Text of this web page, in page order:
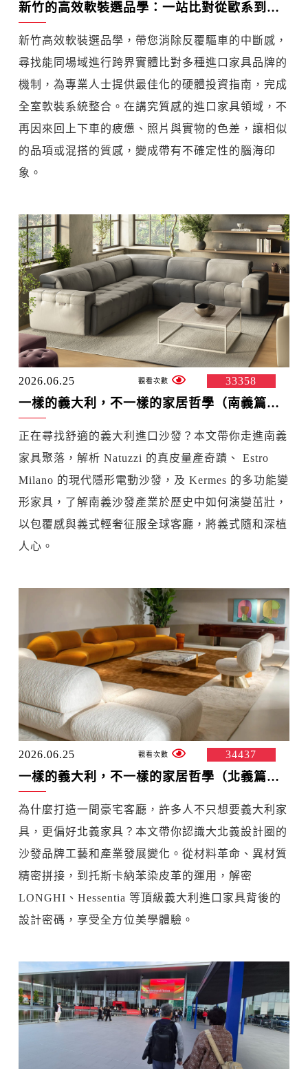
新竹的高效軟裝選品學：一站比對從歐系到日系的進口家具品牌
新竹高效軟裝選品學，帶您消除反覆驅車的中斷感，
尋找能同場域進行跨界實體比對多種進口家具品牌的
機制，為專業人士提供最佳化的硬體投資指南，完成
全室軟裝系統整合。在講究質感的進口家具領域，不
再因來回上下車的疲憊、照片與實物的色差，讓相似
的品項或混搭的質感，變成帶有不確定性的腦海印
象。
2026.06.25 33358
一樣的義大利，不一樣的家居哲學（南義篇）：地中海熱情、垂直整合與產能奇蹟
正在尋找舒適的義大利進口沙發？本文帶你走進南義
家具聚落，解析 Natuzzi 的真皮量產奇蹟、 Estro
Milano 的現代隱形電動沙發，及 Kermes 的多功能變
形家具，了解南義沙發產業於歷史中如何演變茁壯，
以包覆感與義式輕奢征服全球客廳，將義式隨和深植
人心。
2026.06.25 34437
一樣的義大利，不一樣的家居哲學（北義篇）：米蘭設計、布里安札工藝和托斯卡納皮革的綜合
為什麼打造一間豪宅客廳，許多人不只想要義大利家
具，更偏好北義家具？本文帶你認識大北義設計圈的
沙發品牌工藝和產業發展變化。從材料革命、異材質
精密拼接，到托斯卡納苯染皮革的運用，解密
LONGHI、Hessentia 等頂級義大利進口家具背後的
設計密碼，享受全方位美學體驗。